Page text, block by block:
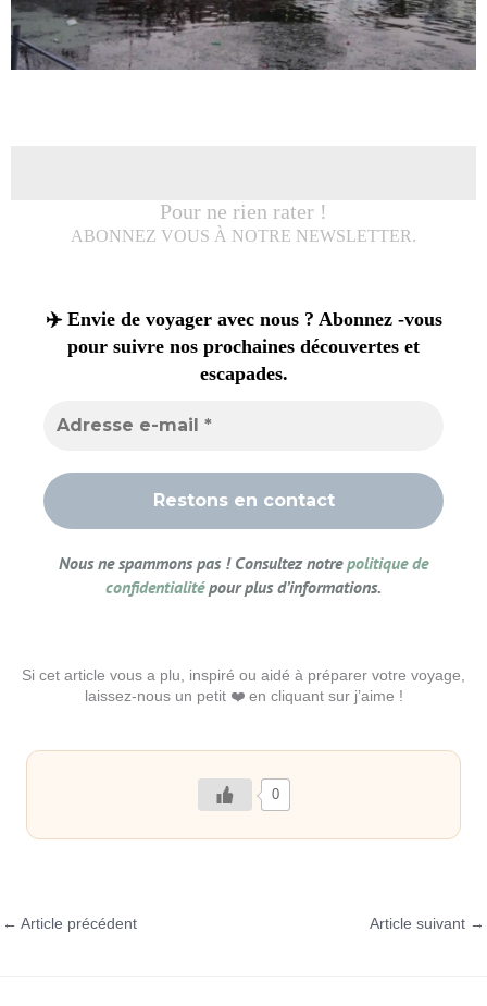
Pour ne rien rater !
ABONNEZ VOUS À NOTRE NEWSLETTER.
✈️ Envie de voyager avec nous ? Abonnez -vous
pour suivre nos prochaines découvertes et
escapades.
Nous ne spammons pas ! Consultez notrepolitique de
confidentialitépour plus d’informations.
Si cet article vous a plu, inspiré ou aidé à préparer votre voyage,
laissez-nous un petit ❤️ en cliquant sur j’aime !
0
← Article précédent Article suivant →